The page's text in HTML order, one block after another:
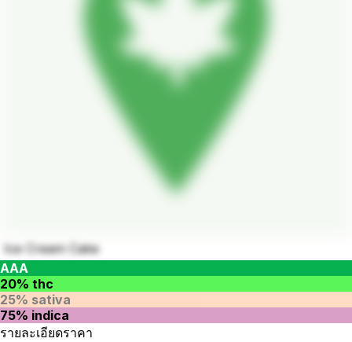
Ice Cream Cake
AAA
20% thc
25% sativa
75% indica
รายละเอียดราคา